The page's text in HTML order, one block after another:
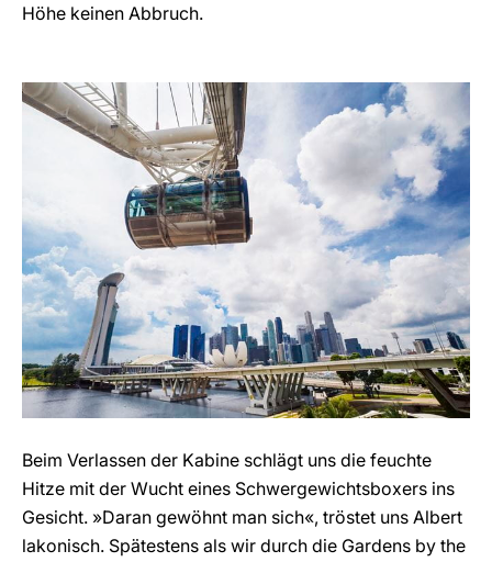
Höhe keinen Abbruch.
Beim Verlassen der Kabine schlägt uns die feuchte
Hitze mit der Wucht eines Schwergewichtsboxers ins
Gesicht. »Daran gewöhnt man sich«, tröstet uns Albert
lakonisch. Spätestens als wir durch die Gardens by the